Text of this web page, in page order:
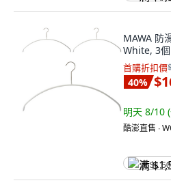
MAWA 防
White, 3個
首購折扣價
40%
明天 8/10
酷澎直售 ∙
满